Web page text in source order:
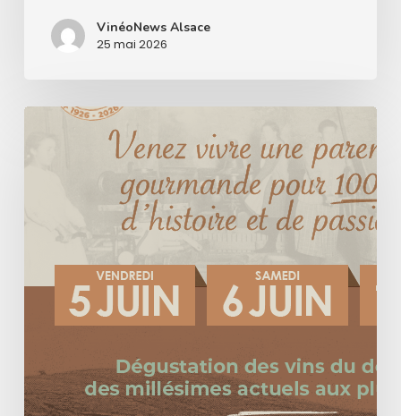
VinéoNews Alsace
25 mai 2026
siècle
d’histoire
passion
à